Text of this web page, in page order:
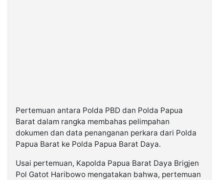
Pertemuan antara Polda PBD dan Polda Papua
Barat dalam rangka membahas pelimpahan
dokumen dan data penanganan perkara dari Polda
Papua Barat ke Polda Papua Barat Daya.
Usai pertemuan, Kapolda Papua Barat Daya Brigjen
Pol Gatot Haribowo mengatakan bahwa, pertemuan